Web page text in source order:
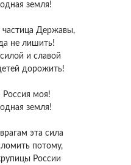
земля!
частица Державы,
не лишить!
и славой
дорожить!
Россия моя!
земля!
эта сила
потому,
России